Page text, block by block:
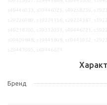
Бренд